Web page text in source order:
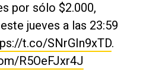
por sólo $2.000,
jueves a las 23:59
t.co/SNrGIn9xTD.
R5OeFJxr4J